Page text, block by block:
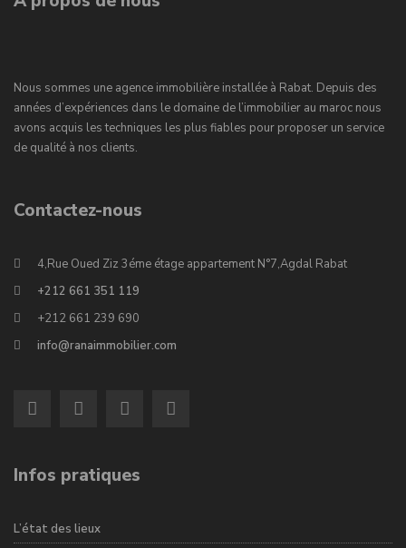
Nous sommes une agence immobilière installée à Rabat. Depuis des
années d’expériences dans le domaine de l’immobilier au maroc nous
avons acquis les techniques les plus fiables pour proposer un service
de qualité à nos clients.
Contactez-nous
4,Rue Oued Ziz 3éme étage appartement N°7,Agdal Rabat
+212 661 351 119
+212 661 239 690
info@ranaimmobilier.com
Infos pratiques
L’état des lieux